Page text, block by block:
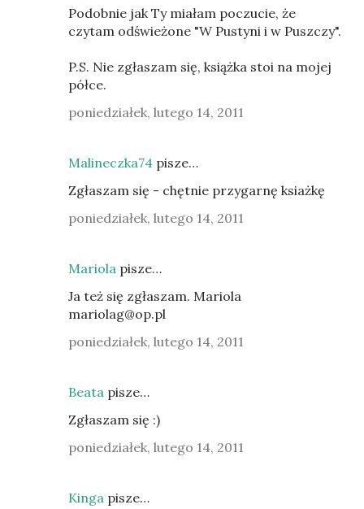
Podobnie jak Ty miałam poczucie, że
czytam odświeżone "W Pustyni i w Puszczy".
P.S. Nie zgłaszam się, książka stoi na mojej
półce.
poniedziałek, lutego 14, 2011
Malineczka74 pisze…
Zgłaszam się - chętnie przygarnę ksiażkę
poniedziałek, lutego 14, 2011
Mariola pisze…
Ja też się zgłaszam. Mariola
mariolag@op.pl
poniedziałek, lutego 14, 2011
Beata pisze…
Zgłaszam się :)
poniedziałek, lutego 14, 2011
Kinga pisze…